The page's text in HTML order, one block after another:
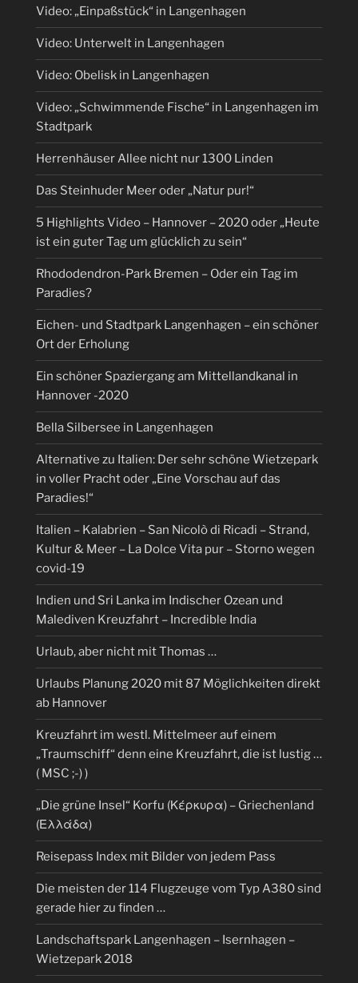
Video: „Einpaßstück“ in Langenhagen
Video: Unterwelt in Langenhagen
Video: Obelisk in Langenhagen
Video: „Schwimmende Fische“ in Langenhagen im
Stadtpark
Herrenhäuser Allee nicht nur 1300 Linden
Das Steinhuder Meer oder „Natur pur!“
5 Highlights Video – Hannover – 2020 oder „Heute
ist ein guter Tag um glücklich zu sein“
Rhododendron-Park Bremen – Oder ein Tag im
Paradies?
Eichen- und Stadtpark Langenhagen – ein schöner
Ort der Erholung
Ein schöner Spaziergang am Mittellandkanal in
Hannover -2020
Bella Silbersee in Langenhagen
Alternative zu Italien: Der sehr schöne Wietzepark
in voller Pracht oder „Eine Vorschau auf das
Paradies!“
Italien – Kalabrien – San Nicolò di Ricadi – Strand,
Kultur & Meer – La Dolce Vita pur – Storno wegen
covid-19
Indien und Sri Lanka im Indischer Ozean und
Malediven Kreuzfahrt – Incredible India
Urlaub, aber nicht mit Thomas …
Urlaubs Planung 2020 mit 87 Möglichkeiten direkt
ab Hannover
Kreuzfahrt im westl. Mittelmeer auf einem
„Traumschiff“ denn eine Kreuzfahrt, die ist lustig …
( MSC ;-) )
„Die grüne Insel“ Korfu (Κέρκυρα) – Griechenland
(Ελλάδα)
Reisepass Index mit Bilder von jedem Pass
Die meisten der 114 Flugzeuge vom Typ A380 sind
gerade hier zu finden …
Landschaftspark Langenhagen – Isernhagen –
Wietzepark 2018